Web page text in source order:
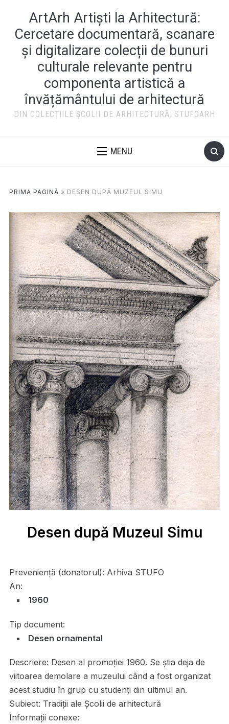
ArtArh Artiști la Arhitectură:
Cercetare documentară, scanare
și digitalizare colecții de bunuri
culturale relevante pentru
componenta artistică a
învățământului de arhitectură
DIN COLECȚIILE ȘCOLII DE ARHITECTURĂ: STUFOARH
MENU
PRIMA PAGINĂ » DESEN DUPĂ MUZEUL SIMU
Desen după Muzeul Simu
Preveniență (donatorul): Arhiva STUFO
An:
1960
Tip document:
Desen ornamental
Descriere: Desen al promoției 1960. Se știa deja de
viitoarea demolare a muzeului când a fost organizat
acest studiu în grup cu studenți din ultimul an.
Subiect: Tradiții ale Școlii de arhitectură
Informații conexe: